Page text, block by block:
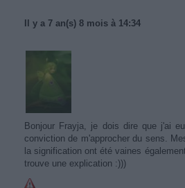
Il y a 7 an(s) 8 mois à 14:34
Bonjour Frayja, je dois dire que j'ai
conviction de m'approcher du sens.
la signification ont été vaines
trouve une explication :)))